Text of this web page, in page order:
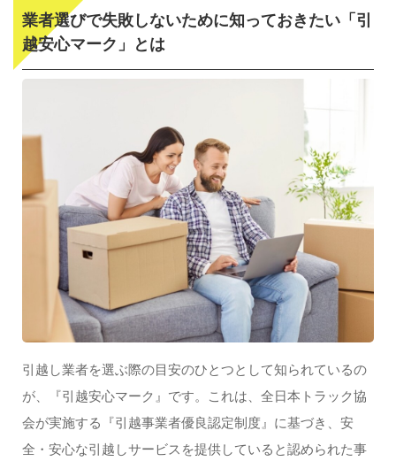
業者選びで失敗しないために知っておきたい「引
越安心マーク」とは
引越し業者を選ぶ際の目安のひとつとして知られているの
が、『引越安心マーク』です。これは、全日本トラック協
会が実施する『引越事業者優良認定制度』に基づき、安
全・安心な引越しサービスを提供していると認められた事